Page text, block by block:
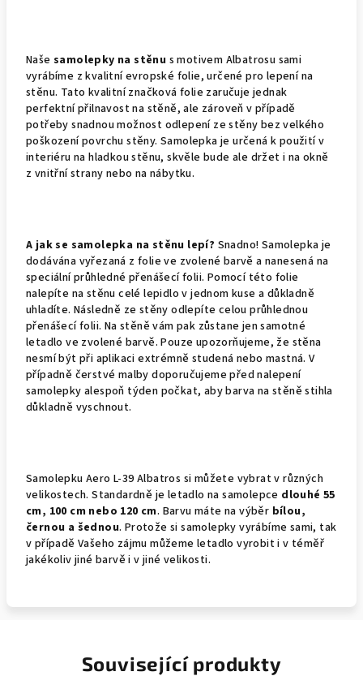
Naše samolepky na stěnu s motivem Albatrosu sami
vyrábíme z kvalitní evropské folie, určené pro lepení na
stěnu. Tato kvalitní značková folie zaručuje jednak
perfektní přilnavost na stěně, ale zároveň v případě
potřeby snadnou možnost odlepení ze stěny bez velkého
poškození povrchu stěny. Samolepka je určená k použití v
interiéru na hladkou stěnu, skvěle bude ale držet i na okně
z vnitřní strany nebo na nábytku.
A jak se samolepka na stěnu lepí? Snadno! Samolepka je
dodávána vyřezaná z folie ve zvolené barvě a nanesená na
speciální průhledné přenášecí folii. Pomocí této folie
nalepíte na stěnu celé lepidlo v jednom kuse a důkladně
uhladíte. Následně ze stěny odlepíte celou průhlednou
přenášecí folii. Na stěně vám pak zůstane jen samotné
letadlo ve zvolené barvě. Pouze upozorňujeme, že stěna
nesmí být při aplikaci extrémně studená nebo mastná. V
případně čerstvé malby doporučujeme před nalepení
samolepky alespoň týden počkat, aby barva na stěně stihla
důkladně vyschnout.
Samolepku Aero L-39 Albatros si můžete vybrat v různých
velikostech. Standardně je letadlo na samolepce dlouhé 55
cm, 100 cm nebo 120 cm. Barvu máte na výběr bílou,
černou a šednou. Protože si samolepky vyrábíme sami, tak
v případě Vašeho zájmu můžeme letadlo vyrobit i v téměř
jakékoliv jiné barvě i v jiné velikosti.
Související produkty